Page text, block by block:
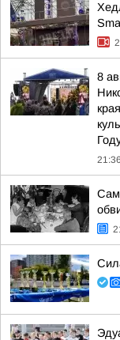
8
21:36